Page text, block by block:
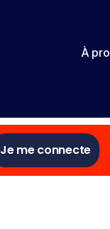
À
Je me connecte